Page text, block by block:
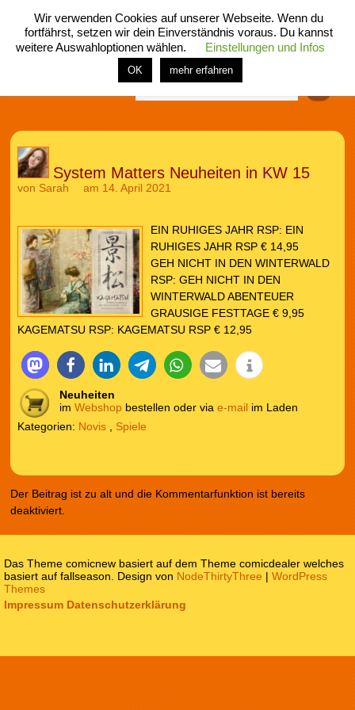
menü
home rubrik buch comic spiel fotos shop
System Matters Neuheiten in KW 15
von Sarah am 14. April 2021
EIN RUHIGES JAHR RSP: EIN
RUHIGES JAHR RSP € 14,95
GEH NICHT IN DEN WINTERWALD
RSP: GEH NICHT IN DEN
WINTERWALD ABENTEUER
GRAUSIGE FESTTAGE € 9,95
KAGEMATSU RSP: KAGEMATSU RSP € 12,95
Neuheiten
im Webshop bestellen oder via e-mail im Laden
Kategorien: Novis, Spiele
Der Beitrag ist zu alt und die Kommentarfunktion ist bereits
deaktiviert.
Impressum Datenschutzerklärung
Das Theme comicnew basiert auf dem Theme comicdealer welches
basiert auf fallseason. Design von NodeThirtyThree |WordPress
Themes
Wir verwenden Cookies auf unserer Webseite. Wenn du
fortfährst, setzen wir dein Einverständnis voraus. Du kannst
weitere Auswahloptionen wählen.
Einstellungen und Infos
OK mehr erfahren